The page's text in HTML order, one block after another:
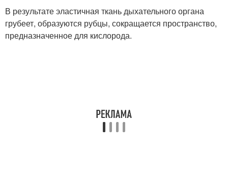
В результате эластичная ткань дыхательного органа
грубеет, образуются рубцы, сокращается пространство,
предназначенное для кислорода.